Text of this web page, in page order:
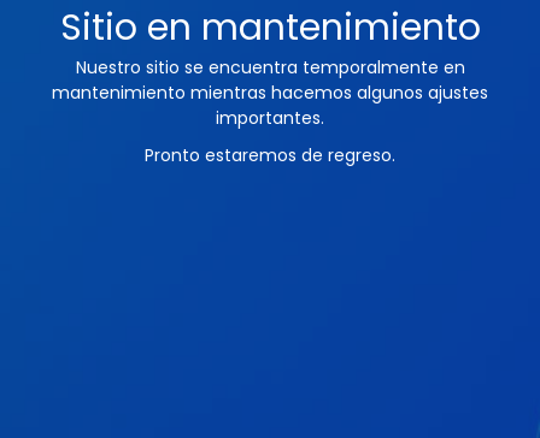
Sitio en mantenimiento
Nuestro sitio se encuentra temporalmente en
mantenimiento mientras hacemos algunos ajustes
importantes.
Pronto estaremos de regreso.